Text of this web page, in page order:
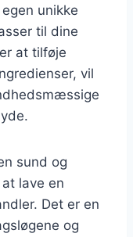
unikke
til dine
at tilføje
vil
sund og
lave en
Det er en
og